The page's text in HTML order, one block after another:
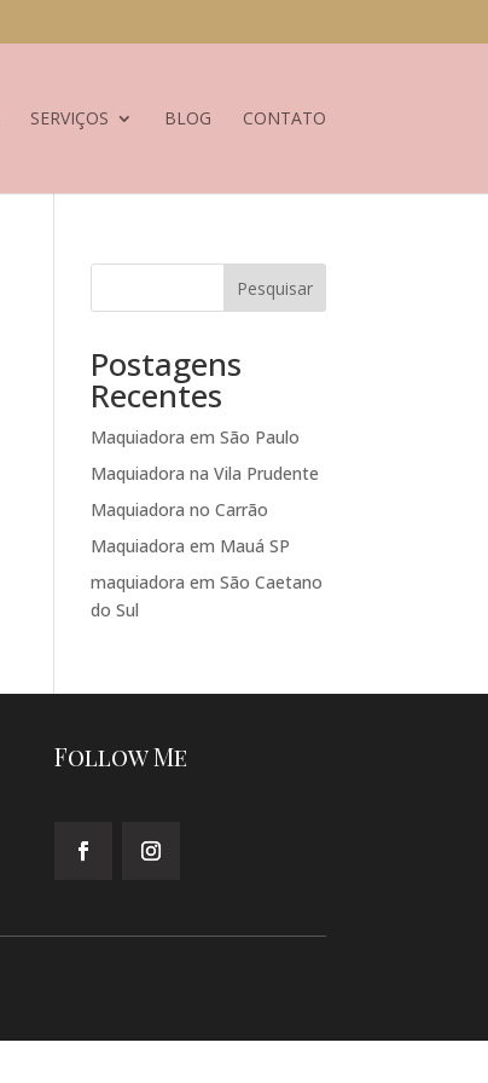
SERVIÇOS BLOG CONTATO
Pesquisar
Postagens
Recentes
Maquiadora em São Paulo
Maquiadora na Vila Prudente
Maquiadora no Carrão
Maquiadora em Mauá SP
maquiadora em São Caetano
do Sul
Follow Me